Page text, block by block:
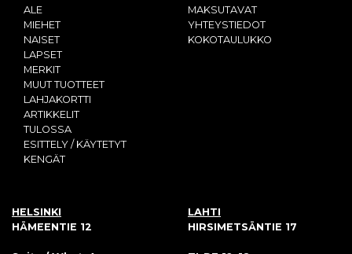
ALE
MIEHET
NAISET
LAPSET
MERKIT
MUUT TUOTTEET
LAHJAKORTTI
ARTIKKELIT
TULOSSA
ESITTELY / KÄYTETYT
KENGÄT
MAKSUTAVAT
YHTEYSTIEDOT
KOKOTAULUKKO
HELSINKI
HÄMEENTIE 12
LAHTI
HIRSIMETSÄNTIE 17